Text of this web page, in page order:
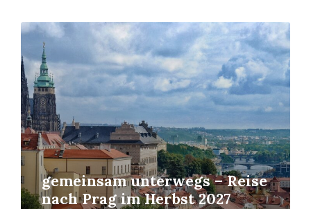
gemeinsam unterwegs – Reise
nach Prag im Herbst 2027
Mehr
erfahren